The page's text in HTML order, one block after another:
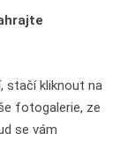
stačí kliknout na
fotogalerie, ze
se vám